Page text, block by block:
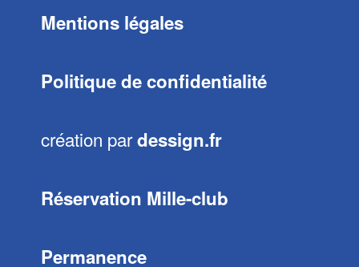
Mentions légales
Politique de confidentialité
création pardessign.fr
Réservation Mille-club
Permanence